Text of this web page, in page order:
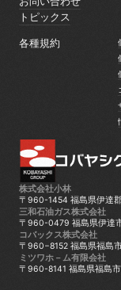
株式会社小林
〒960-1454 福島県伊達
三和石油ガス株式会社
〒960-0479 福島県伊達
コバックス株式会社
〒960−8152 福島県福島
ミツワホ－ム有限会社
〒960-8141 福島県福島
お問い合わせ
トピックス
各種規約